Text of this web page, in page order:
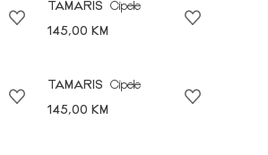
TAMARIS
Cipele
145,00 KM
TAMARIS
Cipele
145,00 KM